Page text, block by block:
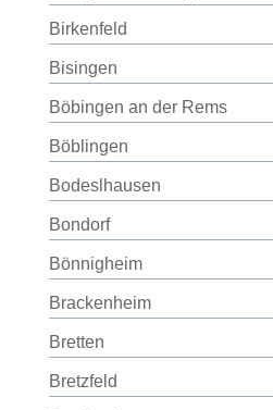
Birkenfeld
Bisingen
Böbingen an der Rems
Böblingen
Bodeslhausen
Bondorf
Bönnigheim
Brackenheim
Bretten
Bretzfeld